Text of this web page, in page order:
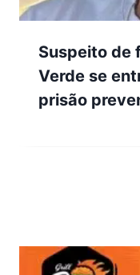
Suspeito de
Verde se
prisão